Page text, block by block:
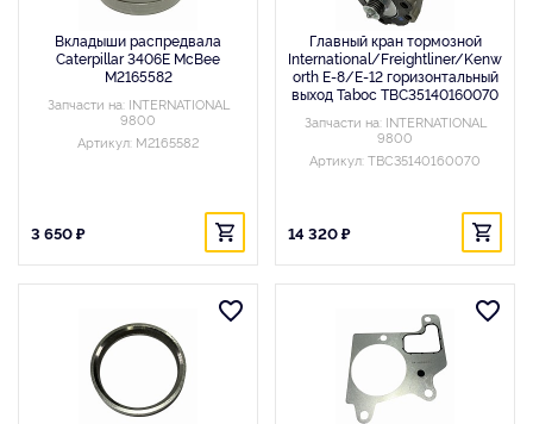
Вкладыши распредвала
Caterpillar 3406E McBee
M2165582
Запчасти на: INTERNATIONAL
9800
Артикул: M2165582
3 650 ₽
Главный кран тормозной
International/Freightliner/Kenw
orth E-8/E-12 горизонтальный
выход Taboc TBC35140160070
Запчасти на: INTERNATIONAL
9800
Артикул: TBC35140160070
14 320 ₽